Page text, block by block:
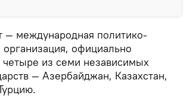
— международная политико-
официально
из семи независимых
— Азербайджан, Казахстан,